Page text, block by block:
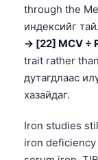
through the
индексийг
→ [22] MCV ÷
trait rather
дутагдлаас
хазайдаг.
Iron studies
iron
Română
فارسی
Dansk